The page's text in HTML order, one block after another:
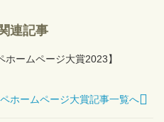
連記事
ームページ大賞2023】
ホームページ大賞記事一覧へ